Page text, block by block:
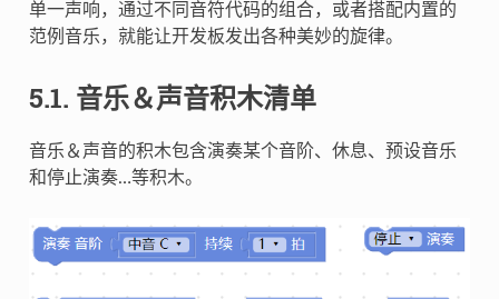
单一声响，通过不同音符代码的组合，或者搭配内置的
范例音乐，就能让开发板发出各种美妙的旋律。
5.1. 音乐＆声音积木清单
音乐＆声音的积木包含演奏某个音阶、休息、预设音乐
和停止演奏…等积木。